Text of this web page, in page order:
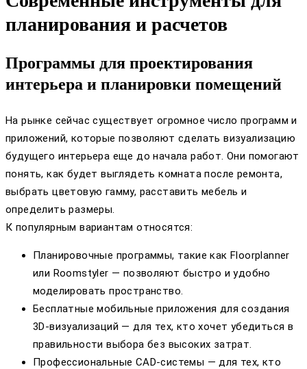
планирования и расчетов
Программы для проектирования
интерьера и планировки помещений
На рынке сейчас существует огромное число программ и
приложений, которые позволяют сделать визуализацию
будущего интерьера еще до начала работ. Они помогают
понять, как будет выглядеть комната после ремонта,
выбрать цветовую гамму, расставить мебель и
определить размеры.
К популярным вариантам относятся:
Планировочные программы, такие как Floorplanner
или Roomstyler — позволяют быстро и удобно
моделировать пространство.
Бесплатные мобильные приложения для создания
3D-визуализаций — для тех, кто хочет убедиться в
правильности выбора без высоких затрат.
Профессиональные CAD-системы — для тех, кто